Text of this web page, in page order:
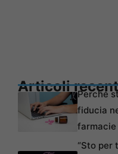
Articoli
Perché
fiducia
farmacie
“Sto per